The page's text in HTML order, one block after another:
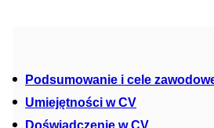
Podsumowanie i cele
Umiejętności w CV